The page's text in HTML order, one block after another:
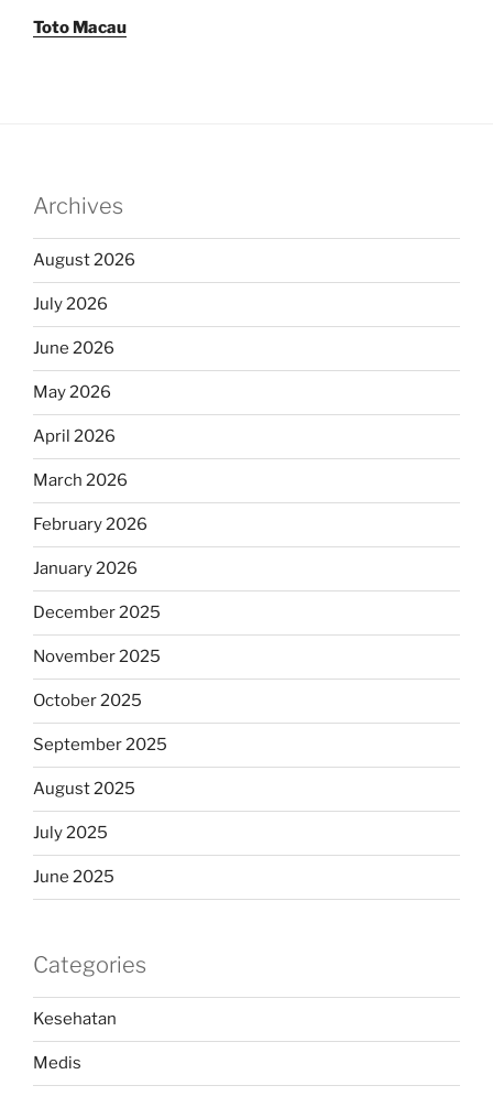
Toto Macau
Archives
August 2026
July 2026
June 2026
May 2026
April 2026
March 2026
February 2026
January 2026
December 2025
November 2025
October 2025
September 2025
August 2025
July 2025
June 2025
Categories
Kesehatan
Medis